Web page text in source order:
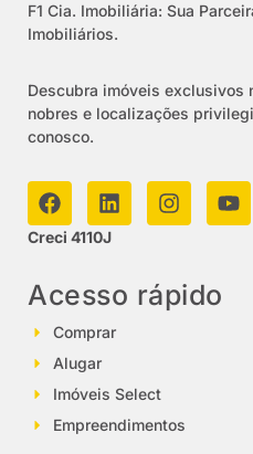
F1 Cia. Imobiliária: Sua
Imobiliários.
Descubra imóveis exclusivos
nobres e localizações
conosco.
Creci 4110J
Acesso rápido
Comprar
Alugar
Imóveis Select
Empreendimentos